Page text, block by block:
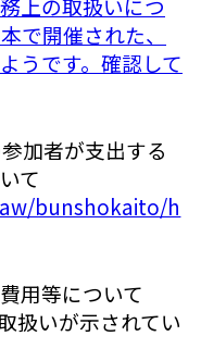
で開催された、
うです。確認して
加者が支出する
て
bunshokaito/h
用等について
扱いが示されてい